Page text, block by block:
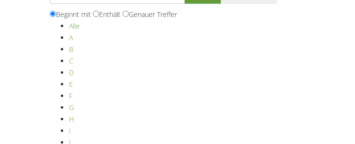
Beginnt mit Enthält
Genauer Treffer
Alle
A
B
C
D
E
F
G
H
I